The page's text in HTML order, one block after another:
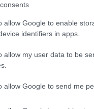
allow Google to enable
identifiers in apps.
allow my user data to be
allow Google to send me
είναι απόφοιτος
Πανεπιστημίου
Σχέσεις. Επιπλέον,
από το Πανεπιστήμιο